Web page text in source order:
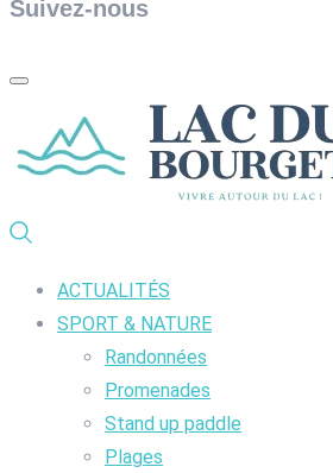
Suivez-nous
ACTUALITÉS
SPORT & NATURE
Randonnées
Promenades
Stand up paddle
Plages